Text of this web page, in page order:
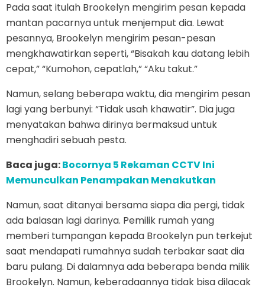
Pada saat itulah Brookelyn mengirim pesan kepada
mantan pacarnya untuk menjemput dia. Lewat
pesannya, Brookelyn mengirim pesan-pesan
mengkhawatirkan seperti, “Bisakah kau datang lebih
cepat,” “Kumohon, cepatlah,” “Aku takut.”
Namun, selang beberapa waktu, dia mengirim pesan
lagi yang berbunyi: “Tidak usah khawatir”. Dia juga
menyatakan bahwa dirinya bermaksud untuk
menghadiri sebuah pesta.
Baca juga:Bocornya 5 Rekaman CCTV Ini
Memunculkan Penampakan Menakutkan
Namun, saat ditanyai bersama siapa dia pergi, tidak
ada balasan lagi darinya. Pemilik rumah yang
memberi tumpangan kepada Brookelyn pun terkejut
saat mendapati rumahnya sudah terbakar saat dia
baru pulang. Di dalamnya ada beberapa benda milik
Brookelyn. Namun, keberadaannya tidak bisa dilacak